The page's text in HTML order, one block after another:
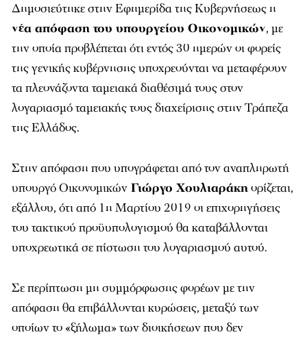
Δημοσιεύτηκε στην Εφημερίδα της Κυβερνήσεως η
νέα απόφαση του υπουργείου Οικονομικών, με
την οποία προβλέπεται ότι εντός 30 ημερών οι φορείς
της γενικής κυβέρνησης υποχρεούνται να μεταφέρουν
τα πλεονάζοντα ταμειακά διαθέσιμά τους στον
λογαριασμό ταμειακής τους διαχείρισης στην Τράπεζα
της Ελλάδος.
Στην απόφαση που υπογράφεται από τον αναπληρωτή
υπουργό Οικονομικών Γιώργο Χουλιαράκηορίζεται,
εξάλλου, ότι από 1η Μαρτίου 2019 οι επιχορηγήσεις
του τακτικού προϋυπολογισμού θα καταβάλλονται
υποχρεωτικά σε πίστωση του λογαριασμού αυτού.
Σε περίπτωση μη συμμόρφωσης φορέων με την
απόφαση θα επιβάλλονται κυρώσεις, μεταξύ των
οποίων το «ξήλωμα» των διοικήσεων που δεν